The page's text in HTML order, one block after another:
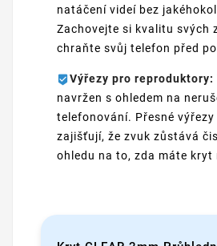
natáčení videí bez
Zachovejte si kvalitu svých
chraňte svůj telefon před
Výřezy pro reproduktory:
navržen s ohledem na
telefonování. Přesné
zajišťují, že zvuk zůstává
ohledu na to, zda máte kryt